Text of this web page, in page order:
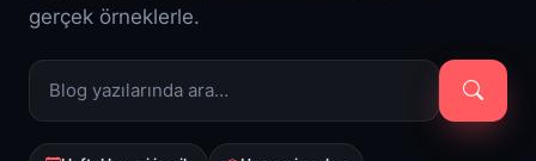
gerçek örneklerle.